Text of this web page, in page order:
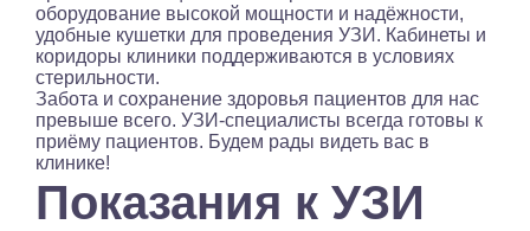
оборудование высокой мощности и надёжности,
удобные кушетки для проведения УЗИ. Кабинеты и
коридоры клиники поддерживаются в условиях
стерильности.
Забота и сохранение здоровья пациентов для нас
превыше всего. УЗИ-специалисты всегда готовы к
приёму пациентов. Будем рады видеть вас в
клинике!
Показания к УЗИ